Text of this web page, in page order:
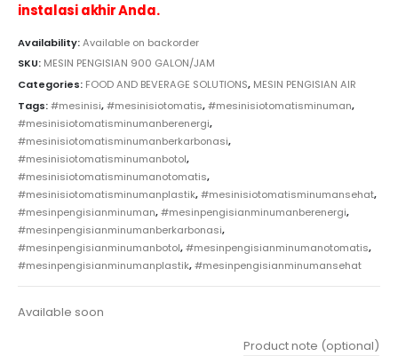
instalasi akhir Anda.
Availability:Available on backorder
SKU: MESIN PENGISIAN 900 GALON/JAM
Categories: FOOD AND BEVERAGE SOLUTIONS, MESIN PENGISIAN AIR
Tags:#mesinisi,#mesinisiotomatis,#mesinisiotomatisminuman,
#mesinisiotomatisminumanberenergi,
#mesinisiotomatisminumanberkarbonasi,
#mesinisiotomatisminumanbotol,
#mesinisiotomatisminumanotomatis,
#mesinisiotomatisminumanplastik,#mesinisiotomatisminumansehat,
#mesinpengisianminuman,#mesinpengisianminumanberenergi,
#mesinpengisianminumanberkarbonasi,
#mesinpengisianminumanbotol,#mesinpengisianminumanotomatis,
#mesinpengisianminumanplastik,#mesinpengisianminumansehat
Available soon
Product note (optional)